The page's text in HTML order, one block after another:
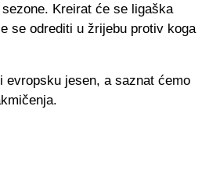
Kreirat će se ligaška
se odrediti u žrijebu protiv koga
evropsku jesen, a saznat ćemo